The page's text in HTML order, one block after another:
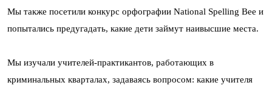
Мы также посетили конкурс орфографии National Spelling Bee и
попытались предугадать, какие дети займут наивысшие места.
Мы изучали учителей-практикантов, работающих в
криминальных кварталах, задаваясь вопросом: какие учителя